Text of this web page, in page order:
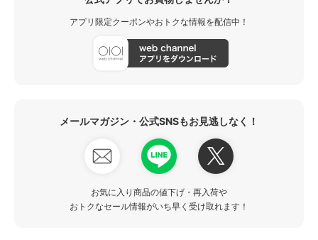
アプリ限定クーポンやおトクな情報を配信中！
メールマガジン・公式SNSもお見逃しなく！
お気に入り商品の値下げ・再入荷や
おトクなセール情報がいち早く受け取れます！